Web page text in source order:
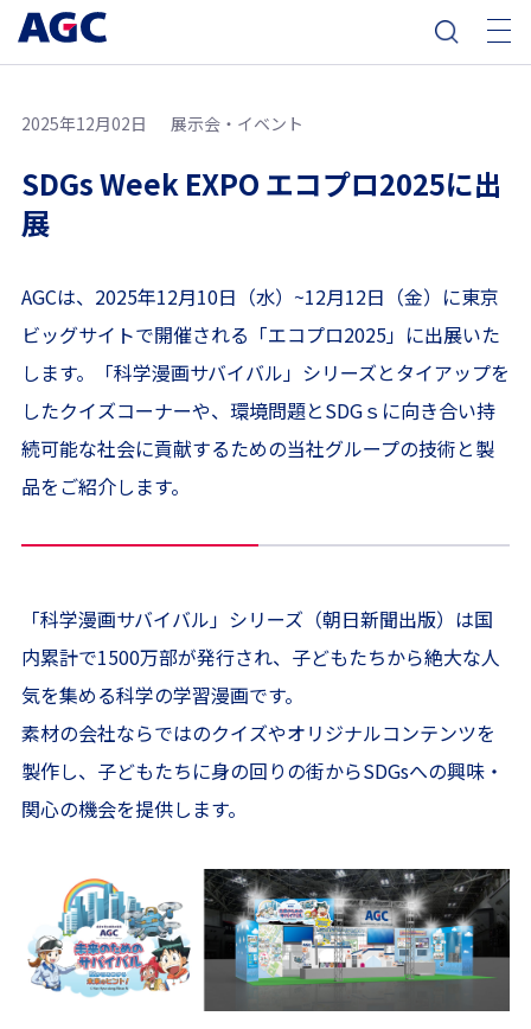
2025年12月02日 展示会・イベント
SDGs Week EXPO エコプロ2025に出
展
AGCは、2025年12月10日（水）~12月12日（金）に東京
ビッグサイトで開催される「エコプロ2025」に出展いた
します。「科学漫画サバイバル」シリーズとタイアップを
したクイズコーナーや、環境問題とSDGｓに向き合い持
続可能な社会に貢献するための当社グループの技術と製
品をご紹介します。
「科学漫画サバイバル」シリーズ（朝日新聞出版）は国
内累計で1500万部が発行され、子どもたちから絶大な人
気を集める科学の学習漫画です。
素材の会社ならではのクイズやオリジナルコンテンツを
製作し、子どもたちに身の回りの街からSDGsへの興味・
関心の機会を提供します。